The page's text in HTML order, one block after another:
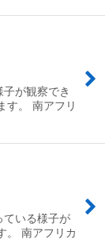
が観察でき
す。 南アフリ
ている様子が
。 南アフリカ